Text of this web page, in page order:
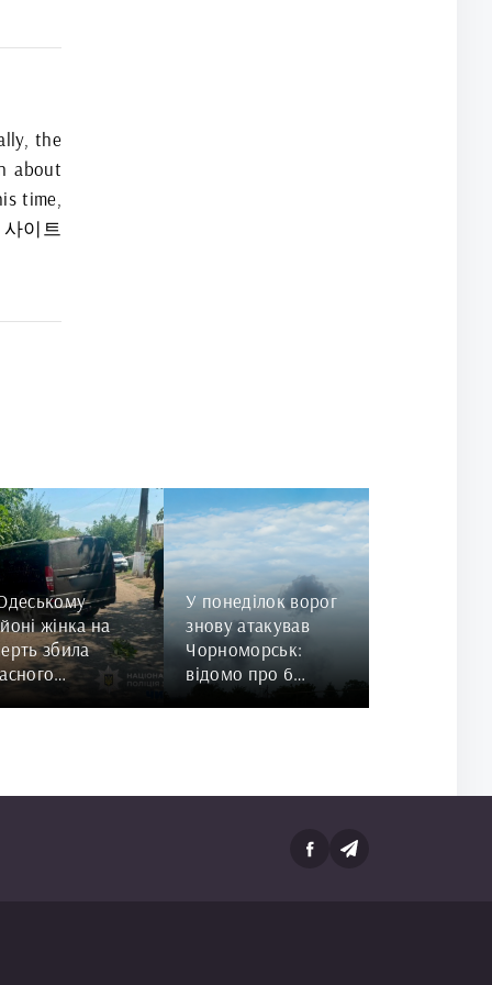
the
about
time,
이트
жінка на
збила
У понеділок ворог
знову атакував
Чорноморськ:
відомо про 6
постраждалих